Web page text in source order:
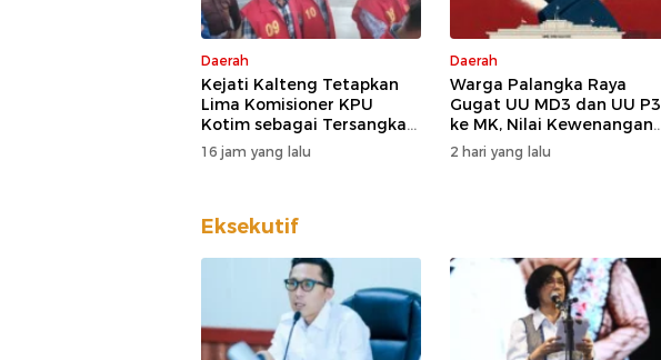
Daerah
Kejati Kalteng Tetapkan
Lima Komisioner KPU
Kotim sebagai Tersangka
Korupsi
16 jam yang lalu
Daerah
Warga Palangka Raya
Gugat UU MD3 dan UU P3
ke MK, Nilai Kewenangan
DPD Direduksi
2 hari yang lalu
Eksekutif